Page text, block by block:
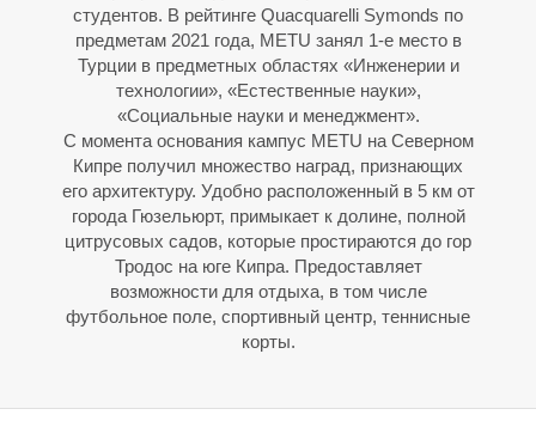
студентов. В рейтинге Quacquarelli Symonds по
предметам 2021 года, METU занял 1-е место в
Турции в предметных областях «Инженерии и
технологии», «Естественные науки»,
«Социальные науки и менеджмент».
С момента основания кампус METU на Северном
Кипре получил множество наград, признающих
его архитектуру. Удобно расположенный в 5 км от
города Гюзельюрт, примыкает к долине, полной
цитрусовых садов, которые простираются до гор
Тродос на юге Кипра. Предоставляет
возможности для отдыха, в том числе
футбольное поле, спортивный центр, теннисные
корты.